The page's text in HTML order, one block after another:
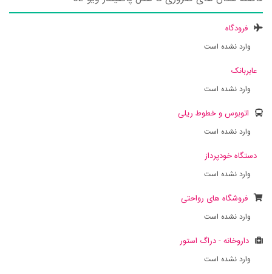
فرودگاه
وارد نشده است
عابربانک
وارد نشده است
اتوبوس و خطوط ریلی
وارد نشده است
دستگاه خودپرداز
وارد نشده است
فروشگاه های رواحتی
وارد نشده است
داروخانه - دراگ استور
وارد نشده است